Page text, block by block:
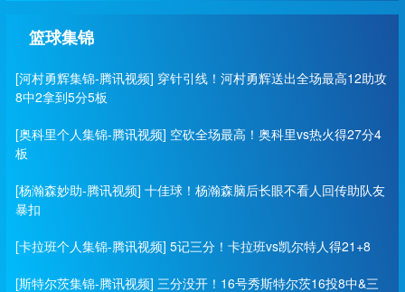
篮球集锦
[河村勇辉集锦-腾讯视频] 穿针引线！河村勇辉送出全场最高12助攻
8中2拿到5分5板
[奥科里个人集锦-腾讯视频] 空砍全场最高！奥科里vs热火得27分4
板
[杨瀚森妙助-腾讯视频] 十佳球！杨瀚森脑后长眼不看人回传助队友
暴扣
[卡拉班个人集锦-腾讯视频] 5记三分！卡拉班vs凯尔特人得21+8
[斯特尔茨集锦-腾讯视频] 三分没开！16号秀斯特尔茨16投8中&三